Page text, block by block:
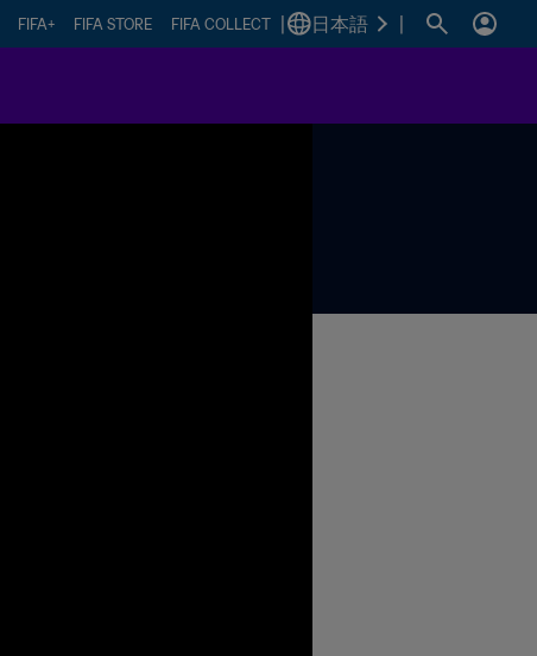
FIFA+ FIFA STORE FIFA COLLECT 日本語